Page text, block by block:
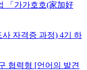
「가가호호(家加好
자격증 과정) 4기 하
협력형 [언어의 발견